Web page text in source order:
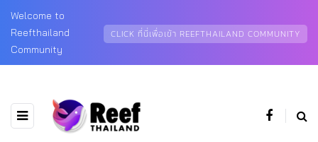
Welcome to
Reefthailand
Community
CLICK ที่นี่เพื่อเข้า REEFTHAILAND COMMUNITY